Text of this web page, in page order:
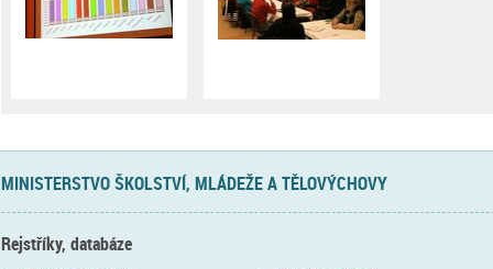
MINISTERSTVO ŠKOLSTVÍ, MLÁDEŽE A TĚLOVÝCHOVY
Rejstříky, databáze